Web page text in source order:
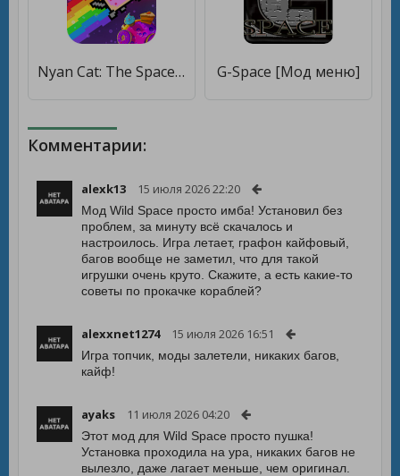
Nyan Cat: The Space Journey [Мод меню] G-Space [Мод меню]
Комментарии:
alexk13 15 июля 2026 22:20
Мод Wild Space просто имба! Установил без
проблем, за минуту всё скачалось и
настроилось. Игра летает, графон кайфовый,
багов вообще не заметил, что для такой
игрушки очень круто. Скажите, а есть какие-то
советы по прокачке кораблей?
alexxnet1274 15 июля 2026 16:51
Игра топчик, моды залетели, никаких багов,
кайф!
ayaks 11 июля 2026 04:20
Этот мод для Wild Space просто пушка!
Установка проходила на ура, никаких багов не
вылезло, даже лагает меньше, чем оригинал.